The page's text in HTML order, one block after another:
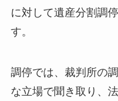
に対して遺産分割調
す。
調停では、裁判所の
な立場で聞き取り、